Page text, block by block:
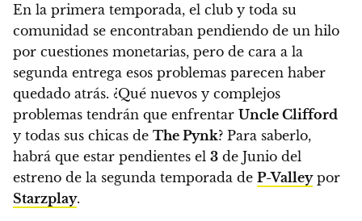
En la primera temporada, el club y toda su
comunidad se encontraban pendiendo de un hilo
por cuestiones monetarias, pero de cara a la
segunda entrega esos problemas parecen haber
quedado atrás. ¿Qué nuevos y complejos
problemas tendrán que enfrentar Uncle Clifford
y todas sus chicas de The Pynk? Para saberlo,
habrá que estar pendientes el 3 de Junio del
estreno de la segunda temporada de P-Valleypor
Starzplay.